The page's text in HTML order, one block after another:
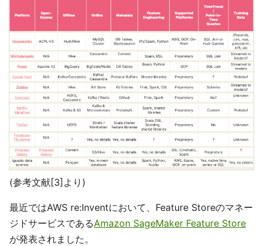
(参考文献[3]より)
最近ではAWS re:Inventにおいて、Feature Storeのマネー
ジドサービスであるAmazon SageMaker Feature Store
が発表されました。